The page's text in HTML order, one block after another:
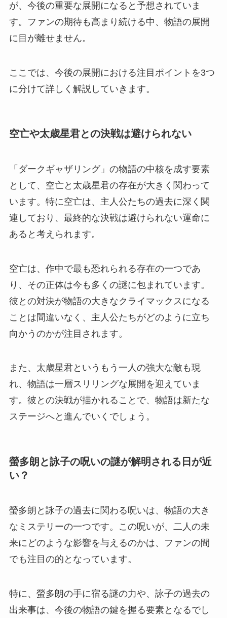
が、今後の重要な展開になると予想されていま
す。ファンの期待も高まり続ける中、物語の展開
に目が離せません。
ここでは、今後の展開における注目ポイントを3つ
に分けて詳しく解説していきます。
空亡や太歳星君との決戦は避けられない
「ダークギャザリング」の物語の中核を成す要素
として、空亡と太歳星君の存在が大きく関わって
います。特に空亡は、主人公たちの過去に深く関
連しており、最終的な決戦は避けられない運命に
あると考えられます。
空亡は、作中で最も恐れられる存在の一つであ
り、その正体は今も多くの謎に包まれています。
彼との対決が物語の大きなクライマックスになる
ことは間違いなく、主人公たちがどのように立ち
向かうのかが注目されます。
また、太歳星君というもう一人の強大な敵も現
れ、物語は一層スリリングな展開を迎えていま
す。彼との決戦が描かれることで、物語は新たな
ステージへと進んでいくでしょう。
螢多朗と詠子の呪いの謎が解明される日が近
い？
螢多朗と詠子の過去に関わる呪いは、物語の大き
なミステリーの一つです。この呪いが、二人の未
来にどのような影響を与えるのかは、ファンの間
でも注目の的となっています。
特に、螢多朗の手に宿る謎の力や、詠子の過去の
出来事は、今後の物語の鍵を握る要素となるでし